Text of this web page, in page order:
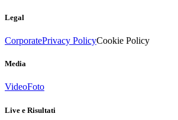
Legal
CorporatePrivacy PolicyCookie Policy
Media
VideoFoto
Live e Risultati